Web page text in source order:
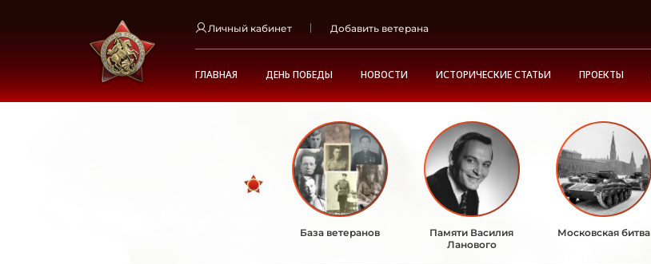
Личный кабинет Добавить ветерана
ГЛАВНАЯ ДЕНЬ ПОБЕДЫ НОВОСТИ ИСТОРИЧЕСКИЕ СТАТЬИ ПРОЕКТЫ
База ветеранов
Памяти Василия
Ланового
Московская битва